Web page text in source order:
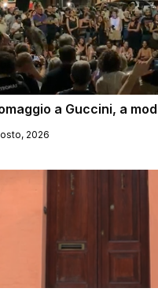
a Guccini, a
2026